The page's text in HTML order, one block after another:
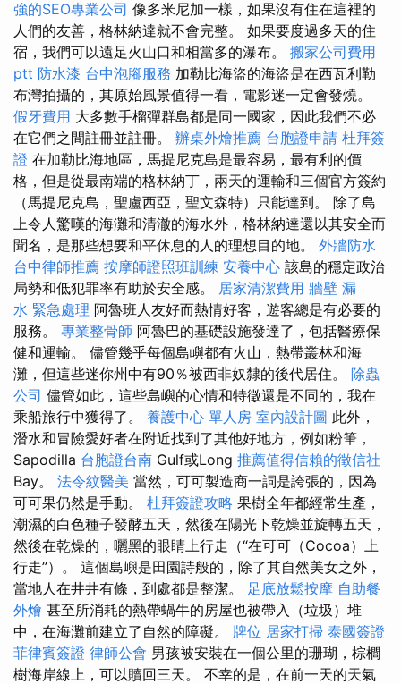
強的SEO專業公司 像多米尼加一樣，如果沒有住在這裡的
人們的友善，格林納達就不會完整。 如果要度過多天的住
宿，我們可以遠足火山口和相當多的瀑布。 搬家公司費用
ptt 防水漆 台中泡腳服務 加勒比海盜的海盜是在西瓦利勒
布灣拍攝的，其原始風景值得一看，電影迷一定會發燒。
假牙費用 大多數手榴彈群島都是同一國家，因此我們不必
在它們之間註冊並註冊。 辦桌外燴推薦 台胞證申請 杜拜簽
證 在加勒比海地區，馬提尼克島是最容易，最有利的價
格，但是從最南端的格林納丁，兩天的運輸和三個官方簽約
（馬提尼克島，聖盧西亞，聖文森特）只能達到。 除了島
上令人驚嘆的海灘和清澈的海水外，格林納達還以其安全而
聞名，是那些想要和平休息的人的理想目的地。 外牆防水
台中律師推薦 按摩師證照班訓練 安養中心 該島的穩定政治
局勢和低犯罪率有助於安全感。 居家清潔費用 牆壁 漏
水 緊急處理 阿魯班人友好而熱情好客，遊客總是有必要的
服務。 專業整骨師 阿魯巴的基礎設施發達了，包括醫療保
健和運輸。 儘管幾乎每個島嶼都有火山，熱帶叢林和海
灘，但這些迷你州中有90％被西非奴隸的後代居住。 除蟲
公司 儘管如此，這些島嶼的心情和特徵還是不同的，我在
乘船旅行中獲得了。 養護中心 單人房 室內設計圖 此外，
潛水和冒險愛好者在附近找到了其他好地方，例如粉筆，
Sapodilla 台胞證台南 Gulf或Long 推薦值得信賴的徵信社
Bay。 法令紋醫美 當然，可可製造商一詞是誇張的，因為
可可果仍然是手動。 杜拜簽證攻略 果樹全年都經常生產，
潮濕的白色種子發酵五天，然後在陽光下乾燥並旋轉五天，
然後在乾燥的，曬黑的眼睛上行走（“在可可（Cocoa）上
行走”）。 這個島嶼是田園詩般的，除了其自然美女之外，
當地人在井井有條，到處都是整潔。 足底放鬆按摩 自助餐
外燴 甚至所消耗的熱帶蝸牛的房屋也被帶入（垃圾）堆
中，在海灘前建立了自然的障礙。 牌位 居家打掃 泰國簽證
菲律賓簽證 律師公會 男孩被安裝在一個公里的珊瑚，棕櫚
樹海岸線上，可以贖回三天。 不幸的是，在前一天的天氣